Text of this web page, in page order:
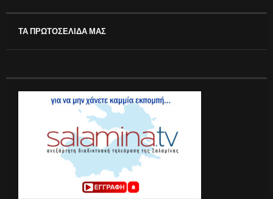
ΤΑ ΠΡΩΤΟΣΕΛΙΔΑ ΜΑΣ